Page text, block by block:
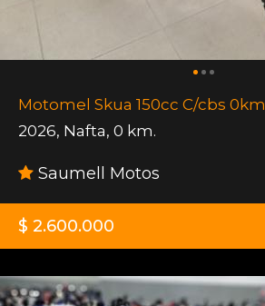
Motomel Skua 150cc C/cbs 0km
2026, Nafta, 0 km.
Saumell Motos
$ 2.600.000